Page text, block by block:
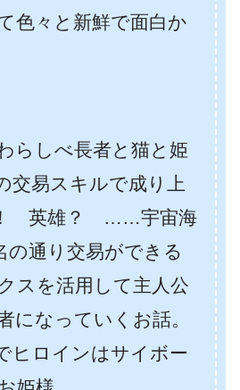
色々と新鮮で面白か
らしべ長者と猫と姫
交易スキルで成り上
英雄？ ……宇宙海
の通り交易ができる
スを活用して主人公
になっていくお話。
ヒロインはサイボー